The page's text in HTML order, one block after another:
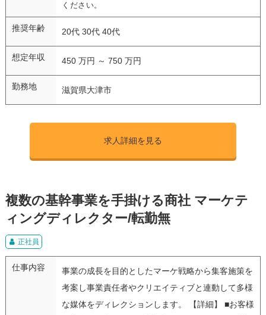
ください。
推奨年齢 20代 30代 40代
想定年収 450 万円 ～ 750 万円
勤務地 滋賀県大津市
求人詳細を見る
複数の基幹事業を手掛ける商社 マーケテ
ィングディレクター/転勤無
正社員
仕事内容
事業の成長を目的としたマーケ戦略から集客施策を
考案し事業責任者やクリエイティブと連動して多様
な媒体をディレクションします。 【詳細】 ■お客様